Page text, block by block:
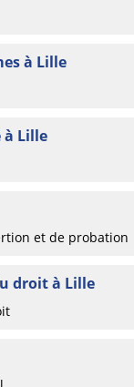
à Lille
à Lille
et de probation
droit à Lille